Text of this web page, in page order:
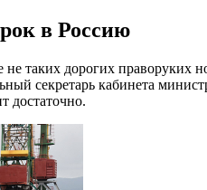
в Россию
не таких дорогих
секретарь кабинета
достаточно.